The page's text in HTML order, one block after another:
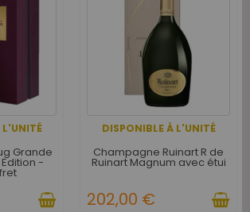
L'UNITÉ
Grande
Edition -
DISPONIBLE À L'UNITÉ
Champagne Ruinart R de
Ruinart Magnum avec étui
202,00 €